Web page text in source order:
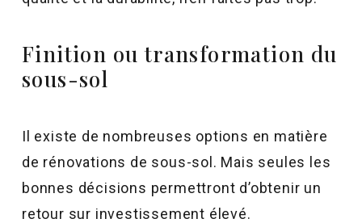
Finition ou transformation du
sous-sol
Il existe de nombreuses options en matière
de rénovations de sous-sol. Mais seules les
bonnes décisions permettront d’obtenir un
retour sur investissement élevé.